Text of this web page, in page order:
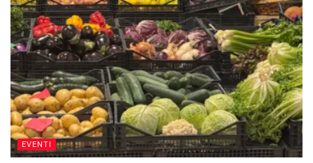
EVENTI